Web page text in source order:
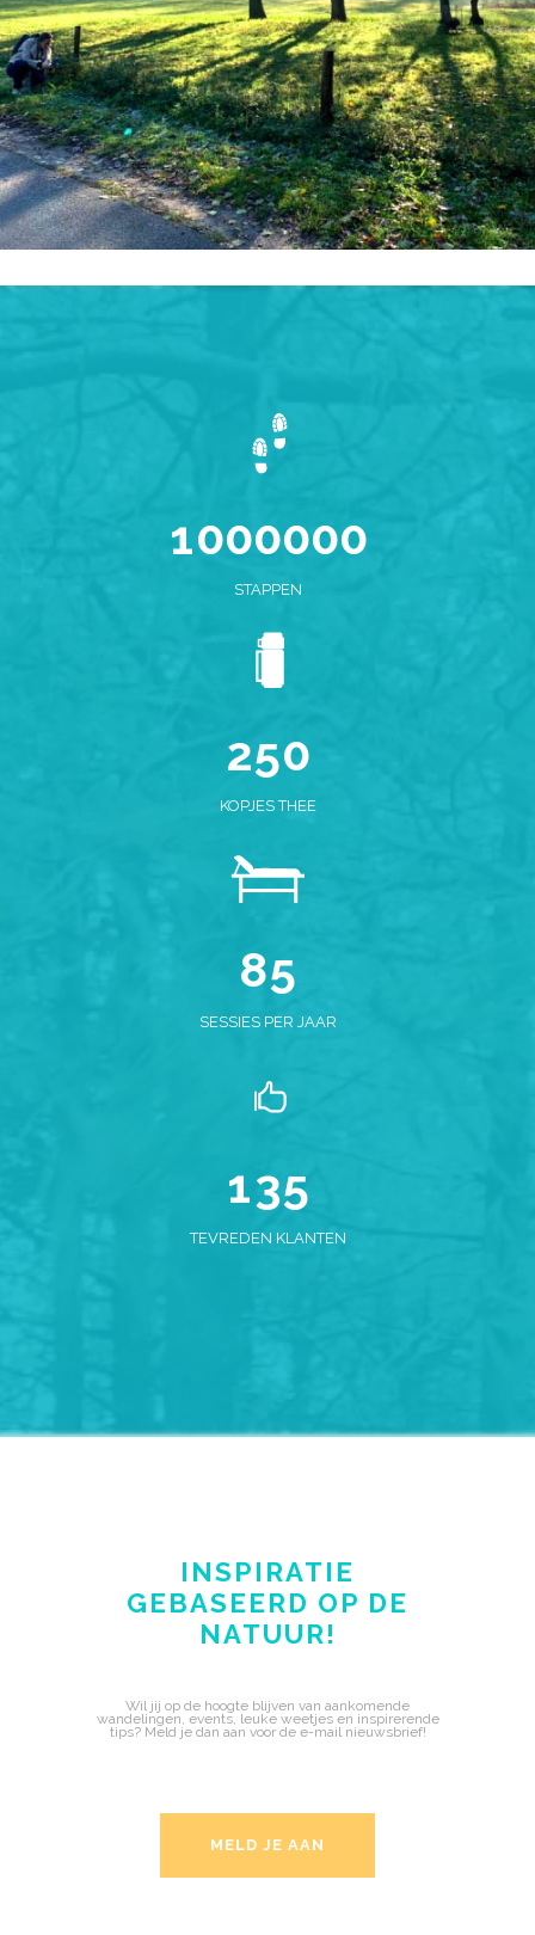
1000000
STAPPEN
2
0
1
2
3
4
50
KOPJES THEE
0
1
2
3
4
5
6
7
8
0
1
2
3
4
5
SESSIES PER JAAR
1
0
1
3
0
1
2
3
5
TEVREDEN KLANTEN
INSPIRATIE
GEBASEERD OP DE
NATUUR!
Wil jij op de hoogte blijven van aankomende
wandelingen, events, leuke weetjes en inspirerende
tips? Meld je dan aan voor de e-mail nieuwsbrief!
MELD JE AAN